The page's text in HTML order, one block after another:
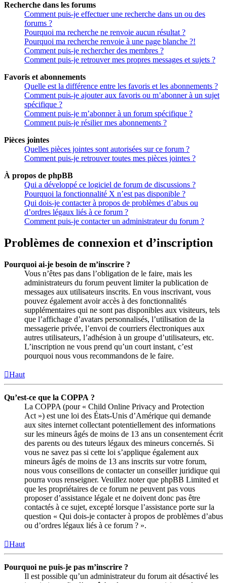
Recherche dans les forums
Comment puis-je effectuer une recherche dans un ou des
forums ?
Pourquoi ma recherche ne renvoie aucun résultat ?
Pourquoi ma recherche renvoie à une page blanche ?!
Comment puis-je rechercher des membres ?
Comment puis-je retrouver mes propres messages et sujets ?
Favoris et abonnements
Quelle est la différence entre les favoris et les abonnements ?
Comment puis-je ajouter aux favoris ou m’abonner à un sujet
spécifique ?
Comment puis-je m’abonner à un forum spécifique ?
Comment puis-je résilier mes abonnements ?
Pièces jointes
Quelles pièces jointes sont autorisées sur ce forum ?
Comment puis-je retrouver toutes mes pièces jointes ?
À propos de phpBB
Qui a développé ce logiciel de forum de discussions ?
Pourquoi la fonctionnalité X n’est pas disponible ?
Qui dois-je contacter à propos de problèmes d’abus ou
d’ordres légaux liés à ce forum ?
Comment puis-je contacter un administrateur du forum ?
Problèmes de connexion et d’inscription
Pourquoi ai-je besoin de m’inscrire ?
Vous n’êtes pas dans l’obligation de le faire, mais les
administrateurs du forum peuvent limiter la publication de
messages aux utilisateurs inscrits. En vous inscrivant, vous
pouvez également avoir accès à des fonctionnalités
supplémentaires qui ne sont pas disponibles aux visiteurs, tels
que l’affichage d’avatars personnalisés, l’utilisation de la
messagerie privée, l’envoi de courriers électroniques aux
autres utilisateurs, l’adhésion à un groupe d’utilisateurs, etc.
L’inscription ne vous prend qu’un court instant, c’est
pourquoi nous vous recommandons de le faire.
Haut
Qu’est-ce que la COPPA ?
La COPPA (pour « Child Online Privacy and Protection
Act ») est une loi des États-Unis d’Amérique qui demande
aux sites internet collectant potentiellement des informations
sur les mineurs âgés de moins de 13 ans un consentement écrit
des parents ou des tuteurs légaux des mineurs concernés. Si
vous ne savez pas si cette loi s’applique également aux
mineurs âgés de moins de 13 ans inscrits sur votre forum,
nous vous conseillons de contacter un conseiller juridique qui
pourra vous renseigner. Veuillez noter que phpBB Limited et
que les propriétaires de ce forum ne peuvent pas vous
proposer d’assistance légale et ne doivent donc pas être
contactés à ce sujet, excepté lorsque l’assistance porte sur la
question « Qui dois-je contacter à propos de problèmes d’abus
ou d’ordres légaux liés à ce forum ? ».
Haut
Pourquoi ne puis-je pas m’inscrire ?
Il est possible qu’un administrateur du forum ait désactivé les